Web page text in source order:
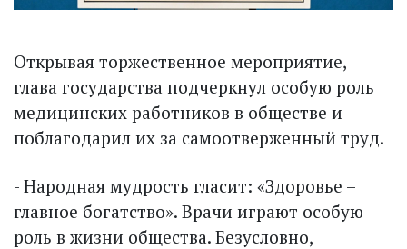
Открывая торжественное мероприятие,
глава государства подчеркнул особую роль
медицинских работников в обществе и
поблагодарил их за самоотверженный труд.
- Народная мудрость гласит: «Здоровье –
главное богатство». Врачи играют особую
роль в жизни общества. Безусловно,